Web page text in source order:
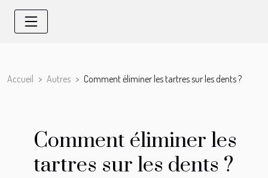
Accueil Autres Comment éliminer les tartres sur les dents ?
Comment éliminer les
tartres sur les dents ?